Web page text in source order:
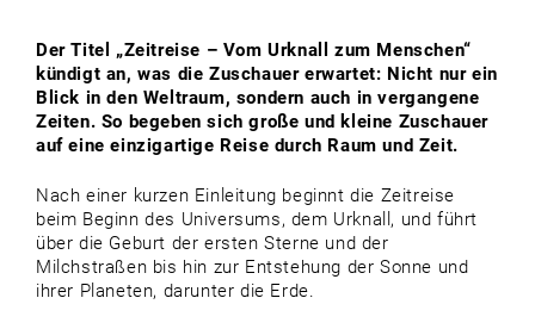
Der Titel „Zeitreise – Vom Urknall zum Menschen“
kündigt an, was die Zuschauer erwartet: Nicht nur ein
Blick in den Weltraum, sondern auch in vergangene
Zeiten. So begeben sich große und kleine Zuschauer
auf eine einzigartige Reise durch Raum und Zeit.
Nach einer kurzen Einleitung beginnt die Zeitreise
beim Beginn des Universums, dem Urknall, und führt
über die Geburt der ersten Sterne und der
Milchstraßen bis hin zur Entstehung der Sonne und
ihrer Planeten, darunter die Erde.